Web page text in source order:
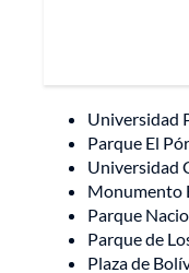
Universidad
Parque El
Universidad
Monumento
Parque
Parque de
Plaza de